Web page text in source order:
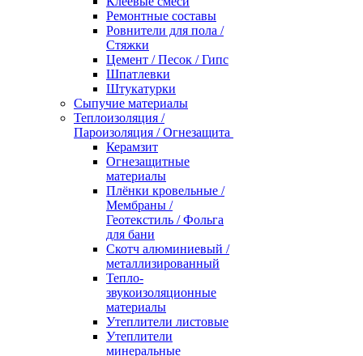
Ремонтные составы
Ровнители для пола /
Стяжки
Цемент / Песок / Гипс
Шпатлевки
Штукатурки
Сыпучие материалы
Теплоизоляция /
Пароизоляция / Огнезащита
Керамзит
Огнезащитные
материалы
Плёнки кровельные /
Мембраны /
Геотекстиль / Фольга
для бани
Скотч алюминиевый /
металлизированный
Тепло-
звукоизоляционные
материалы
Утеплители листовые
Утеплители
минеральные